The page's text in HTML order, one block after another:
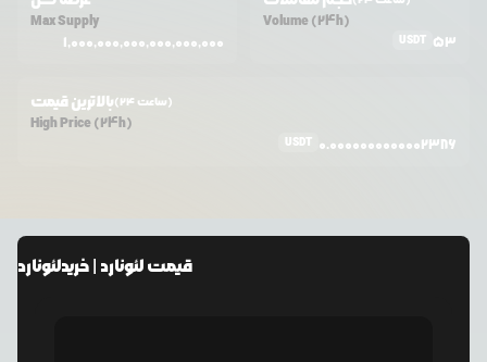
Max Supply
1,000,000,000,000,000,000
Volume (24h)
USDT 53
بالاترین قیمت (24 ساعت)
High Price (24h)
USDT 0.0000000000002386
قیمتلئونارد | خریدلئونارد